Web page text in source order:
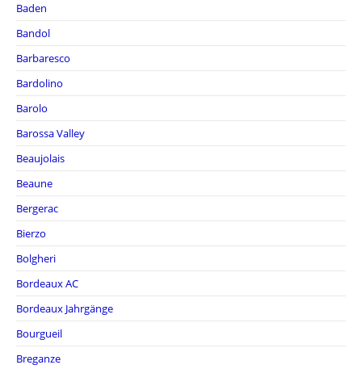
Baden
Bandol
Barbaresco
Bardolino
Barolo
Barossa Valley
Beaujolais
Beaune
Bergerac
Bierzo
Bolgheri
Bordeaux AC
Bordeaux Jahrgänge
Bourgueil
Breganze